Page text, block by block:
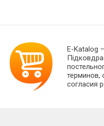
E-Katalog
терминов,
согласия